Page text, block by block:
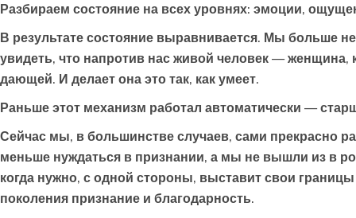
Разбираем состояние на всех уровнях: эмоции,
В результате состояние выравнивается. Мы больше
увидеть, что напротив нас живой человек — женщина,
дающей. И делает она это так, как умеет.
Раньше этот механизм работал автоматически —
Сейчас мы, в большинстве случаев, сами прекрасно
меньше нуждаться в признании, а мы не вышли из в
когда нужно, с одной стороны, выставит свои
поколения признание и благодарность.